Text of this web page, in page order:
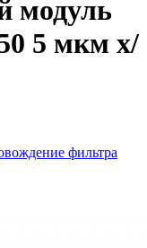
модуль
5 мкм х/
фильтра